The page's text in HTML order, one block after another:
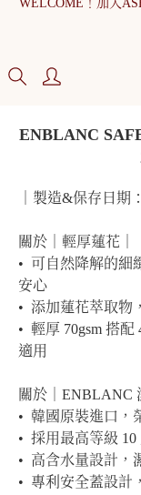
WELCOME！加入
WELCOME！加入
ENBLANC
｜製造&保存日期
關於｜輕厚蓮花｜
•  可自然降解的細
安心
•  添加蓮花萃取物
•  輕厚 70gsm 搭
適用
關於｜ENBLANC
•  韓國原裝進口，
•  採用最高等級
•  高含水量設計，
•  專利安全蓋設計